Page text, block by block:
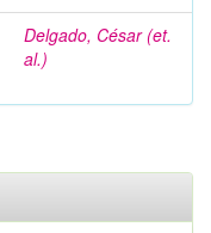
Delgado, César (et.
al.)